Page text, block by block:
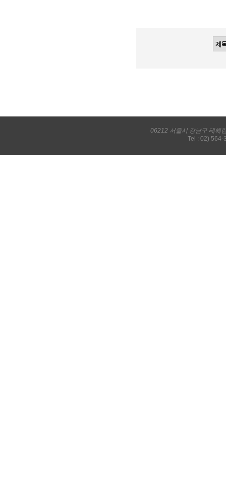
06212 서울시 강남구 테헤
Tel : 02) 564-